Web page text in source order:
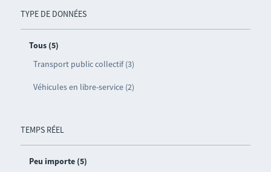
TYPE DE DONNÉES
Tous (5)
Transport public collectif (3)
Véhicules en libre-service (2)
TEMPS RÉEL
Peu importe (5)